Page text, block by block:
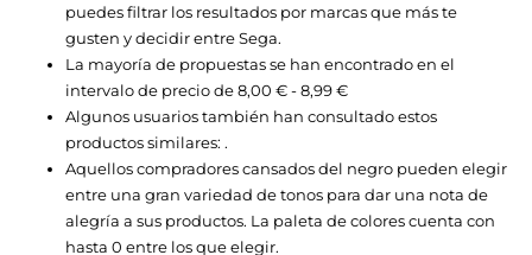
puedes filtrar los resultados por marcas que más te
gusten y decidir entreSega.
La mayoría de propuestas se han encontrado en el
intervalo de precio de8,00 € - 8,99 €
Algunos usuarios también han consultado estos
productos similares: .
Aquellos compradores cansados del negro pueden elegir
entre una gran variedad de tonos para dar una nota de
alegría a sus productos. La paleta de colores cuenta con
hasta 0 entre los que elegir.